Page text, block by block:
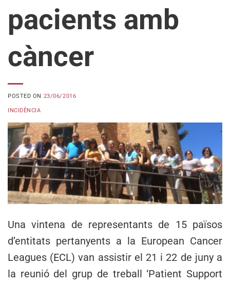
pacients amb
càncer
POSTED ON 23/06/2016
INCIDÈNCIA
Una vintena de representants de 15 països
d’entitats pertanyents a la European Cancer
Leagues (ECL) van assistir el 21 i 22 de juny a
la reunió del grup de treball ‘Patient Support